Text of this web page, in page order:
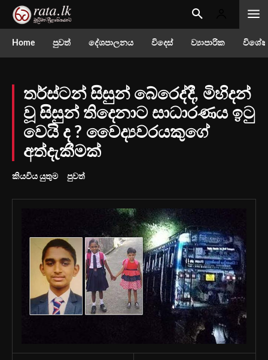
Home පුවත් දේශපාලනය විදෙස් ව්‍යාපාරික
තර්ස්ටන් සිසුන් බේරෙද්දී, මිහිදන්
වූ සිසුන් තිදෙනාට සාධාරණය ඉටු
වෙයි ද ? වෛද්‍යවරයකුගේ
අත්දැකීමක්
කියවිය යුතුම පුවත්